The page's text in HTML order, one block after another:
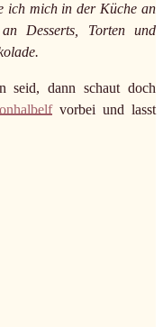
ich mich in der Küche an
Desserts, Torten und
seid, dann schaut doch
vorbei und lasst